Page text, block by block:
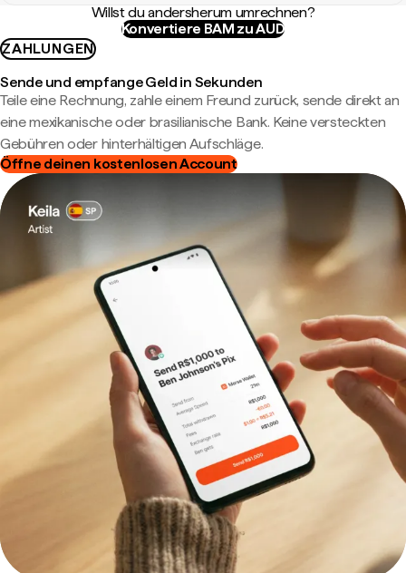
Willst du andersherum umrechnen?
Konvertiere BAM zu AUD
ZAHLUNGEN
Sende und empfange Geld in Sekunden
Teile eine Rechnung, zahle einem Freund zurück, sende direkt an
eine mexikanische oder brasilianische Bank. Keine versteckten
Gebühren oder hinterhältigen Aufschläge.
Öffne deinen kostenlosen Account